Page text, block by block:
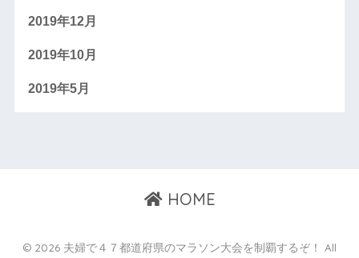
2019年12月
2019年10月
2019年5月
HOME
© 2026 夫婦で４７都道府県のマラソン大会を制覇するぞ！ All